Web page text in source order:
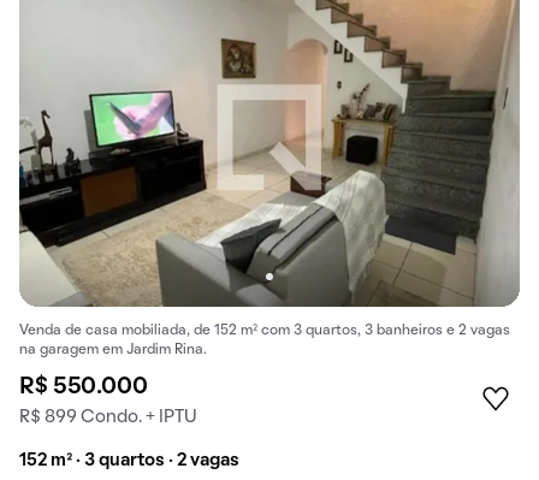
Venda de casa mobiliada, de 152 m² com 3 quartos, 3 banheiros e 2 vagas
na garagem em Jardim Rina.
R$ 550.000
R$ 899 Condo. + IPTU
152 m² · 3 quartos · 2 vagas